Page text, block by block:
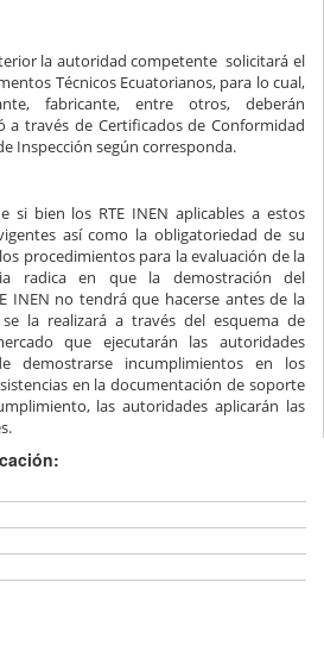
la autoridad competente solicitará el
Técnicos Ecuatorianos, para lo cual,
fabricante, entre otros, deberán
a través de Certificados de Conformidad
Inspección según corresponda.
si bien los RTE INEN aplicables a estos
así como la obligatoriedad de su
procedimientos para la evaluación de la
radica en que la demostración del
INEN no tendrá que hacerse antes de la
la realizará a través del esquema de
que ejecutarán las autoridades
demostrarse incumplimientos en los
en la documentación de soporte
las autoridades aplicarán las